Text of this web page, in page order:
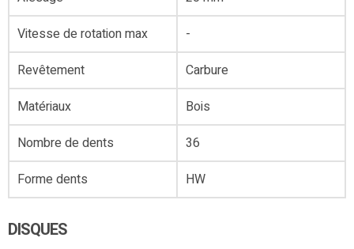
Vitesse de rotation max
-
Revêtement
Carbure
Matériaux
Bois
Nombre de dents
36
Forme dents
HW
DISQUES